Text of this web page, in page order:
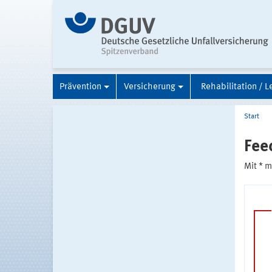
Prävention Versicherung Rehabilitation /
Start
Mit *